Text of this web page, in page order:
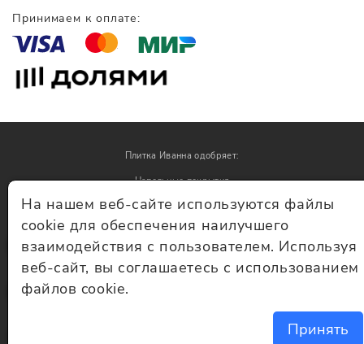
Принимаем к оплате:
© Плитка Иванна 2026 - плитка и керамогранит
Плитка Иванна одобряет:
Напольные покрытия
Обои
На нашем веб-сайте используются файлы
cookie для обеспечения наилучшего
взаимодействия с пользователем. Используя
веб-сайт, вы соглашаетесь с использованием
файлов cookie.
Принять